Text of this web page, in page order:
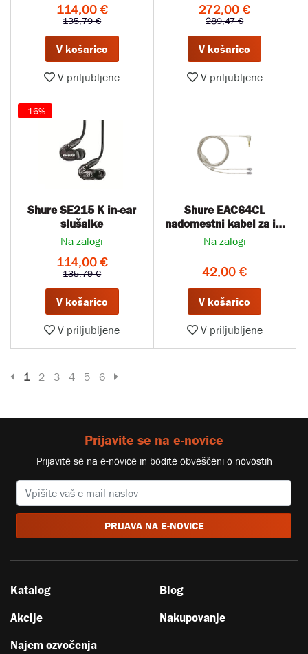
114,00 €
135,79 €
V košarico
V priljubljene
272,00 €
289,47 €
V košarico
V priljubljene
Shure SE215 K in-ear
slušalke
Na zalogi
114,00 €
135,79 €
V košarico
V priljubljene
-16%
Shure EAC64CL
nadomestni kabel za in-
ear slušalke
Na zalogi
42,00 €
V košarico
V priljubljene
Prejšnja stran
1 2 3 4 5 6
Prijavite se na e-novice
Prijavite se na e-novice in bodite obveščeni o novostih
PRIJAVA NA E-NOVICE
Katalog
Akcije
Najem ozvočenja
Blog
Nakupovanje